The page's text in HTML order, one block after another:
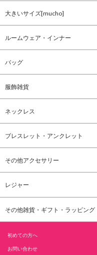
大きいサイズ[mucho]
ルームウェア・インナー
バッグ
服飾雑貨
ネックレス
ブレスレット・アンクレット
その他アクセサリー
レジャー
その他雑貨・ギフト・ラッピング
初めての方へ
お問い合わせ